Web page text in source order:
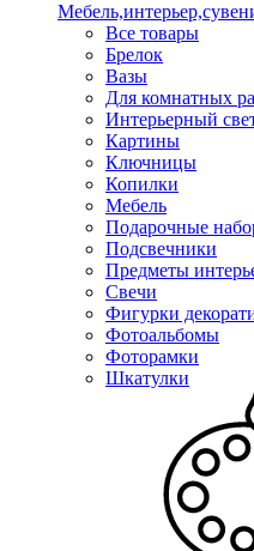
Все товары
Брелок
Вазы
Для комнатных
Интерьерный
Картины
Ключницы
Копилки
Мебель
Подарочные
Подсвечники
Предметы
Свечи
Фигурки
Фотоальбомы
Фоторамки
Шкатулки